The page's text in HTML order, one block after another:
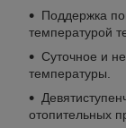
Поддержка
температурой
Суточное и
температуры.
отопительных